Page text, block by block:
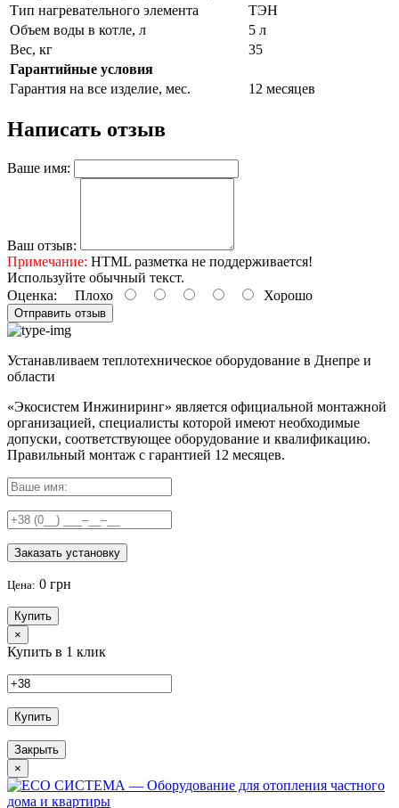
Тип нагревательного элемента
ТЭН
Объем воды в котле, л
5 л
Вес, кг
35
Гарантийные условия
Гарантия на все изделие, мес.
12 месяцев
Написать отзыв
Ваше имя:
Ваш отзыв:
Примечание: HTML разметка не поддерживается!
Используйте обычный текст.
Оценка: Плохо Хорошо
Отправить отзыв
Устанавливаем теплотехническое оборудование в Днепре и
области
«Экосистем Инжиниринг» является официальной монтажной
организацией, специалисты которой имеют необходимые
допуски, соответствующее оборудование и квалификацию.
Правильный монтаж с гарантией 12 месяцев.
Заказать установку
Цена: 0 грн
Купить
×
Купить в 1 клик
Купить
Закрыть
×